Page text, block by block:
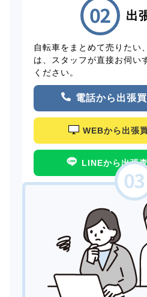
出
自転車をまとめて売りたい
は、スタッフが直接お伺い
ください。
電話から出張
WEBから出張
LINEから出張